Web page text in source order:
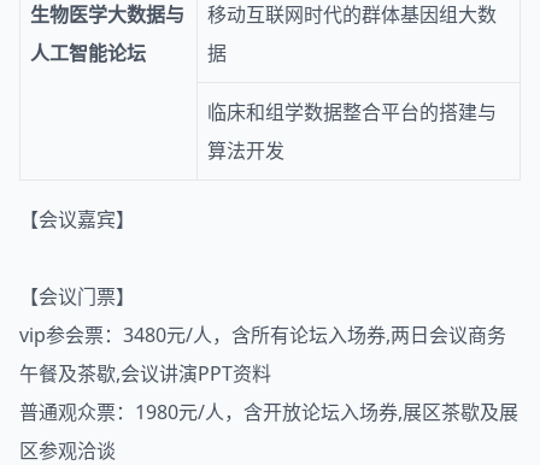
生物医学大数据与
人工智能论坛
移动互联网时代的群体基因组大数
据
临床和组学数据整合平台的搭建与
算法开发
【会议嘉宾】
【会议门票】
​​​​​​​vip参会票：3480元/人，含所有论坛入场券,两日会议商务
午餐及茶歇,会议讲演PPT资料
普通观众票：1980元/人，含开放论坛入场券,展区茶歇及展
区参观洽谈